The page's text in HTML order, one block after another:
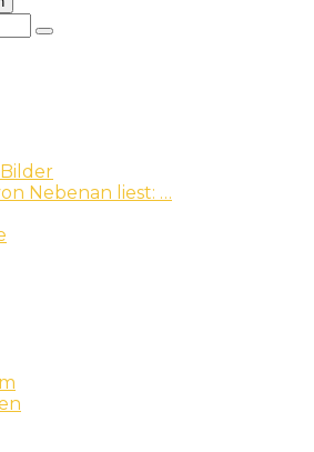
Nebenan liest: …